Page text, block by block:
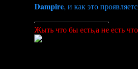
Dampire, и как это
Жыть что бы есть,а не есть